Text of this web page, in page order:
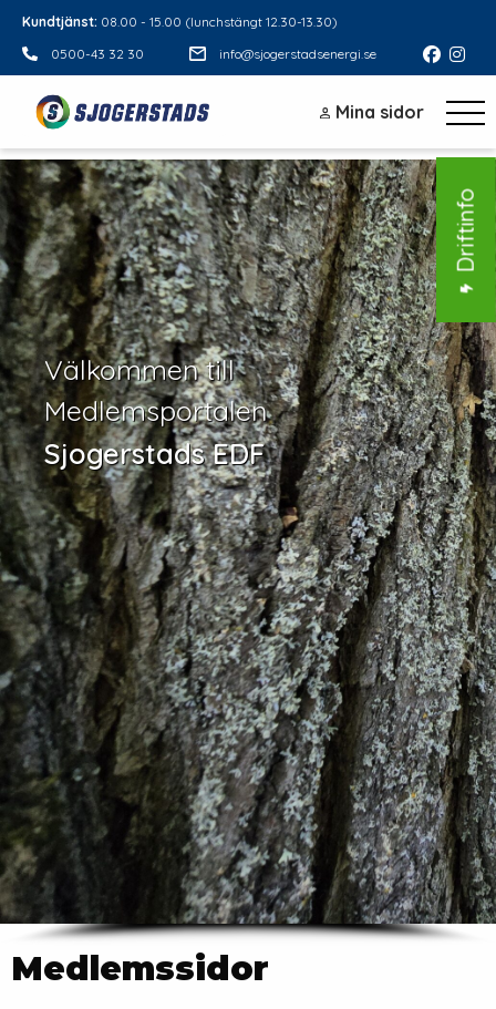
Driftinfo
Kundtjänst: 08.00 - 15.00 (lunchstängt 12.30-13.30)
0500-43 32 30
info@sjogerstadsenergi.se
Mina sidor
Välkommen till
Medlemsportalen
Sjogerstads EDF
Medlemssidor